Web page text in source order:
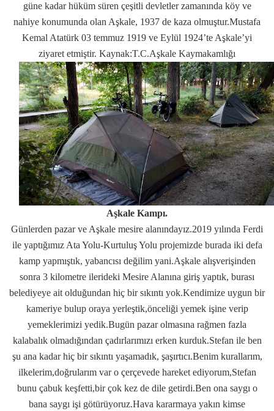
güne kadar hüküm süren çeşitli devletler zamanında köy ve
nahiye konumunda olan Aşkale, 1937 de kaza olmuştur.Mustafa
Kemal Atatürk 03 temmuz 1919 ve Eylül 1924’te Aşkale’yi
ziyaret etmiştir. Kaynak:T.C.Aşkale Kaymakamlığı
Aşkale Kampı.
Günlerden pazar ve Aşkale mesire alanındayız.2019 yılında Ferdi
ile yaptığımız Ata Yolu-Kurtuluş Yolu projemizde burada iki defa
kamp yapmıştık, yabancısı değilim yani.Aşkale alışverişinden
sonra 3 kilometre ilerideki Mesire Alanına giriş yaptık, burası
belediyeye ait olduğundan hiç bir sıkıntı yok.Kendimize uygun bir
kameriye bulup oraya yerleştik,önceliği yemek işine verip
yemeklerimizi yedik.Bugün pazar olmasına rağmen fazla
kalabalık olmadığından çadırlarımızı erken kurduk.Stefan ile ben
şu ana kadar hiç bir sıkıntı yaşamadık, şaşırtıcı.Benim kurallarım,
ilkelerim,doğrularım var o çerçevede hareket ediyorum,Stefan
bunu çabuk keşfetti,bir çok kez de dile getirdi.Ben ona saygı o
bana saygı işi götürüyoruz.Hava kararmaya yakın kimse